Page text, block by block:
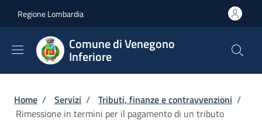
Regione Lombardia
Comune di Venegono
Inferiore
Briciole di pane
Home / Servizi / Tributi, finanze e contravvenzioni /
Rimessione in termini per il pagamento di un tributo